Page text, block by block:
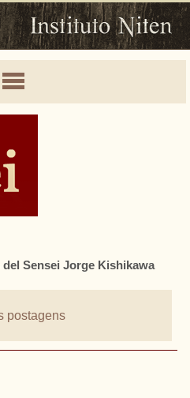
Sensei Jorge Kishikawa
postagens